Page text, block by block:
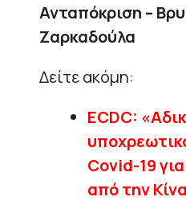
Ανταπόκριση –
Ζαρκαδούλα
Δείτε ακόμη:
ECDC:
Covid-19
από την